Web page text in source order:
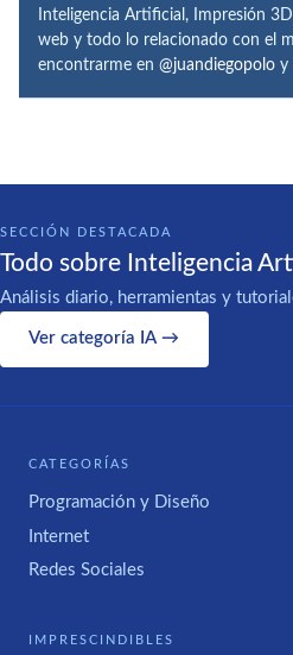
Inteligencia Artificial, Impresión
web y todo lo relacionado con el
encontrarme en @juandiegopolo y
SECCIÓN DESTACADA
Todo sobre Inteligencia
Análisis diario, herramientas y
Ver categoría IA →
CATEGORÍAS
Programación y Diseño
Internet
Redes Sociales
IMPRESCINDIBLES